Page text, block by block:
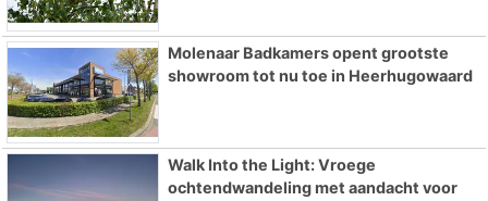
Molenaar Badkamers opent grootste
showroom tot nu toe in Heerhugowaard
Walk Into the Light: Vroege
ochtendwandeling met aandacht voor